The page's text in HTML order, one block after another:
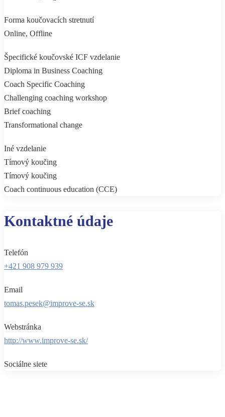
Forma koučovacích stretnutí
Online, Offline
Špecifické koučovské ICF vzdelanie
Diploma in Business Coaching
Coach Specific Coaching
Challenging coaching workshop
Brief coaching
Transformational change
Iné vzdelanie
Tímový koučing
Tímový koučing
Coach continuous education (CCE)
Kontaktné údaje
Telefón
+421 908 979 939
Email
tomas.pesek@improve-se.sk
Webstránka
http://www.improve-se.sk/
Sociálne siete